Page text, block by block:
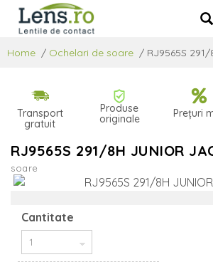
Home / Ochelari de soare / RJ9565S
Transport
gratuit
Produse
originale
Prețuri
RJ9565S 291/8H JUNIOR
soare
Cantitate